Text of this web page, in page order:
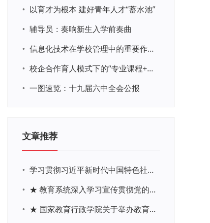
• 以育才为根本 建好青年人才“蓄水池”
• 辅导员：奏响新生入学前奏曲
•
信息化技术在学校管理中的重要作用 ——以贵州省威宁民族中学和校园使用等为例
•
校企合作育人模式下的“专业课程+思政教育+党建活动”交叉融合的课程思政教学探索与实践
• 一图速览：十九届六中全会公报
文章推荐
•
学习贯彻习近平新时代中国特色社会主义思想主题教育网络培训
•
★ 教育系统深入学习宣传贯彻党的二十大精神学习专题
•
★ 国家教育行政学院关于举办教育系统深入学习宣传贯彻党的二十大精神专题网络培训的通知